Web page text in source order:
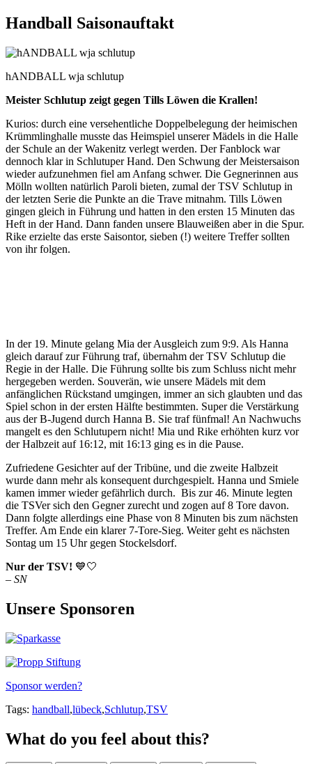
Handball Saisonauftakt
hANDBALL wja schlutup
Meister Schlutup zeigt gegen Tills Löwen die Krallen!
Kurios: durch eine versehentliche Doppelbelegung der heimischen
Krümmlinghalle musste das Heimspiel unserer Mädels in die Halle
der Schule an der Wakenitz verlegt werden. Der Fanblock war
dennoch klar in Schlutuper Hand. Den Schwung der Meistersaison
wieder aufzunehmen fiel am Anfang schwer. Die Gegnerinnen aus
Mölln wollten natürlich Paroli bieten, zumal der TSV Schlutup in
der letzten Serie die Punkte an die Trave mitnahm. Tills Löwen
gingen gleich in Führung und hatten in den ersten 15 Minuten das
Heft in der Hand. Dann fanden unsere Blauweißen aber in die Spur.
Rike erzielte das erste Saisontor, sieben (!) weitere Treffer sollten
von ihr folgen.
In der 19. Minute gelang Mia der Ausgleich zum 9:9. Als Hanna
gleich darauf zur Führung traf, übernahm der TSV Schlutup die
Regie in der Halle. Die Führung sollte bis zum Schluss nicht mehr
hergegeben werden. Souverän, wie unsere Mädels mit dem
anfänglichen Rückstand umgingen, immer an sich glaubten und das
Spiel schon in der ersten Hälfte bestimmten. Super die Verstärkung
aus der B-Jugend durch Hanna B. Sie traf fünfmal! An Nachwuchs
mangelt es den Schlutupern nicht! Mia und Rike erhöhten kurz vor
der Halbzeit auf 16:12, mit 16:13 ging es in die Pause.
Zufriedene Gesichter auf der Tribüne, und die zweite Halbzeit
wurde dann mehr als konsequent durchgespielt. Hanna und Smiele
kamen immer wieder gefährlich durch. Bis zur 46. Minute legten
die TSVer sich den Gegner zurecht und zogen auf 8 Tore davon.
Dann folgte allerdings eine Phase von 8 Minuten bis zum nächsten
Treffer. Am Ende ein klarer 7-Tore-Sieg. Weiter geht es nächsten
Sontag um 15 Uhr gegen Stockelsdorf.
Nur der TSV! 💙🤍
– SN
Unsere Sponsoren
Sponsor werden?
Tags: handball,lübeck,Schlutup,TSV
What do you feel about this?